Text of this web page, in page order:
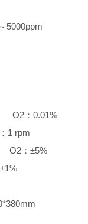
O2：0.01%
1 rpm
：±5%